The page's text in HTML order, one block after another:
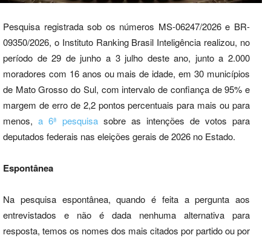
Pesquisa registrada sob os números MS-06247/2026 e BR-
09350/2026, o Instituto Ranking Brasil Inteligência realizou, no
período de 29 de junho a 3 julho deste ano, junto a 2.000
moradores com 16 anos ou mais de idade, em 30 municípios
de Mato Grosso do Sul, com intervalo de confiança de 95% e
margem de erro de 2,2 pontos percentuais para mais ou para
menos, a 6ª pesquisa sobre as intenções de votos para
deputados federais nas eleições gerais de 2026 no Estado.
Espontânea
Na pesquisa espontânea, quando é feita a pergunta aos
entrevistados e não é dada nenhuma alternativa para
resposta, temos os nomes dos mais citados por partido ou por